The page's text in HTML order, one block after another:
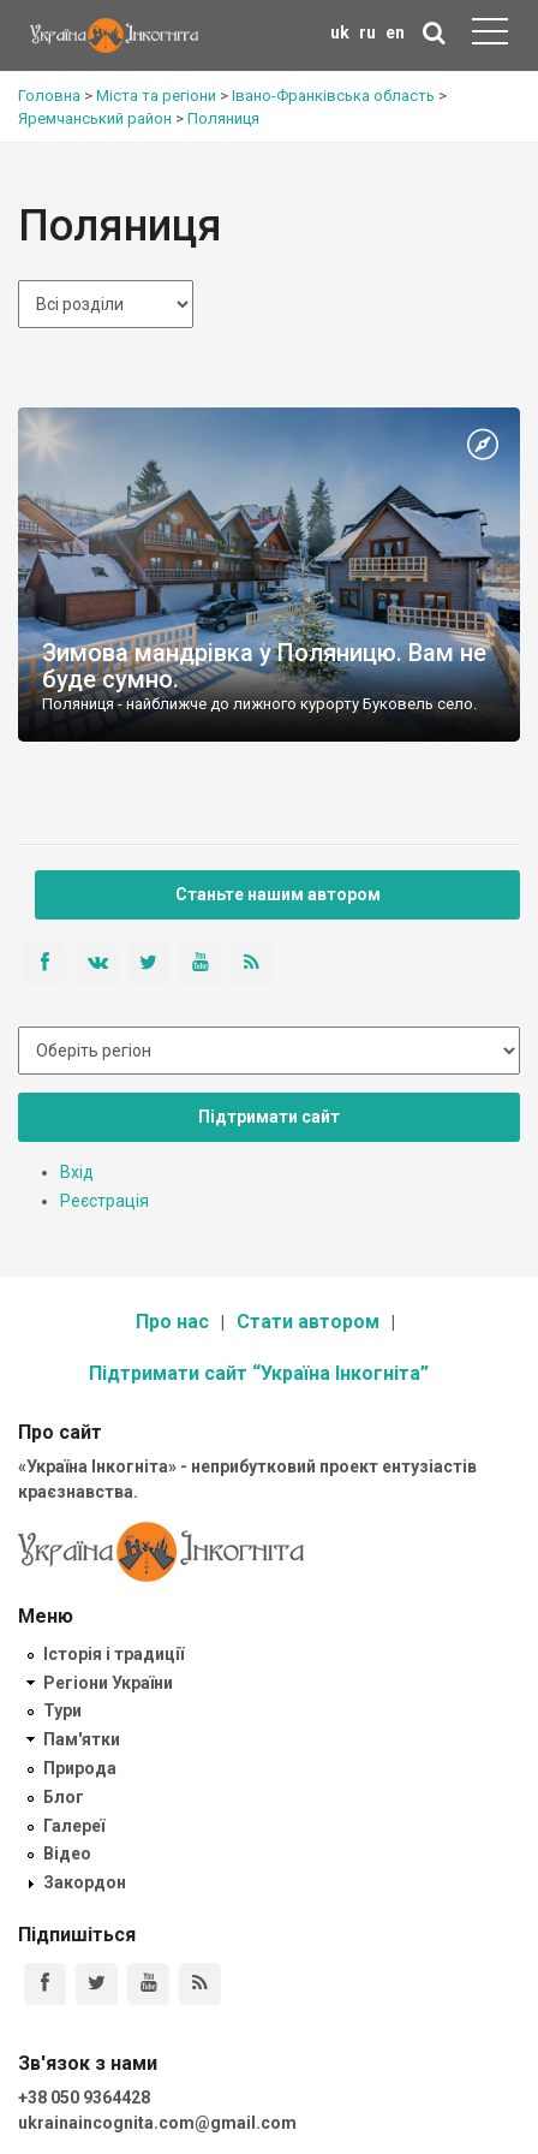
uk ru en
Головна > Міста та регіони > Івано-Франківська область >
Яремчанський район > Поляниця
Поляниця
Зимова мандрівка у Поляницю. Вам не
буде сумно.
Поляниця - найближче до лижного курорту Буковель село.
Станьте нашим автором
Підтримати сайт
Вхід
Реєстрація
Про нас Стати автором
Підтримати сайт “Україна Інкогніта”
Про сайт
«Україна Інкогніта» - неприбутковий проект ентузіастів
краєзнавства.
Меню
Історія і традиції
Регіони України
Тури
Пам'ятки
Природа
Блог
Галереї
Відео
Закордон
Підпишіться
Зв'язок з нами
+38 050 9364428
ukrainaincognita.com@gmail.com